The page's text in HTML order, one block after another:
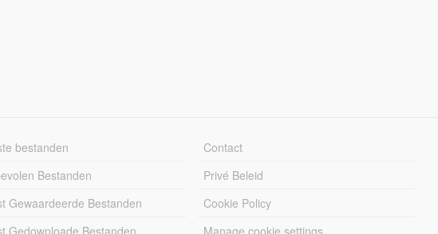
bestanden
Bestanden
Gewaardeerde Bestanden
Gedownloade Bestanden
Contact
Privé Beleid
Cookie Policy
Manage cookie settings